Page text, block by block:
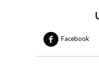
Facebook